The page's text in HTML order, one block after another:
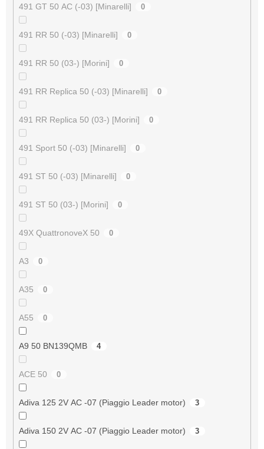
491 GT 50 AC (-03) [Minarelli] 0
491 RR 50 (-03) [Minarelli] 0
491 RR 50 (03-) [Morini] 0
491 RR Replica 50 (-03) [Minarelli] 0
491 RR Replica 50 (03-) [Morini] 0
491 Sport 50 (-03) [Minarelli] 0
491 ST 50 (-03) [Minarelli] 0
491 ST 50 (03-) [Morini] 0
49X QuattronoveX 50 0
A3 0
A35 0
A55 0
A9 50 BN139QMB 4
ACE 50 0
Adiva 125 2V AC -07 (Piaggio Leader motor) 3
Adiva 150 2V AC -07 (Piaggio Leader motor) 3